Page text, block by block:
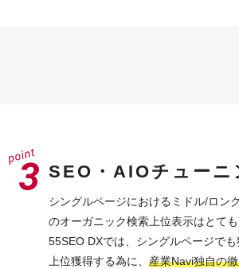
SEO・AIOチューニ
シングルページにおけるミドル/ロン
のオーガニック検索上位表示はとても
55SEO DXでは、シングルページで
上位獲得する為に、産業Navi独自の